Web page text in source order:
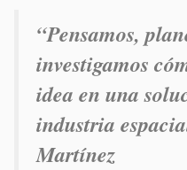
“Pensamos,
investigamos
idea en una
industria
Martínez